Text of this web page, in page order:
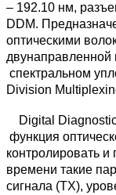
– 192.10 нм,
DDM.
оптическими
спектральном
Division
Digital Diagnostic
функция
контролировать
времени такие
сигнала (TX),